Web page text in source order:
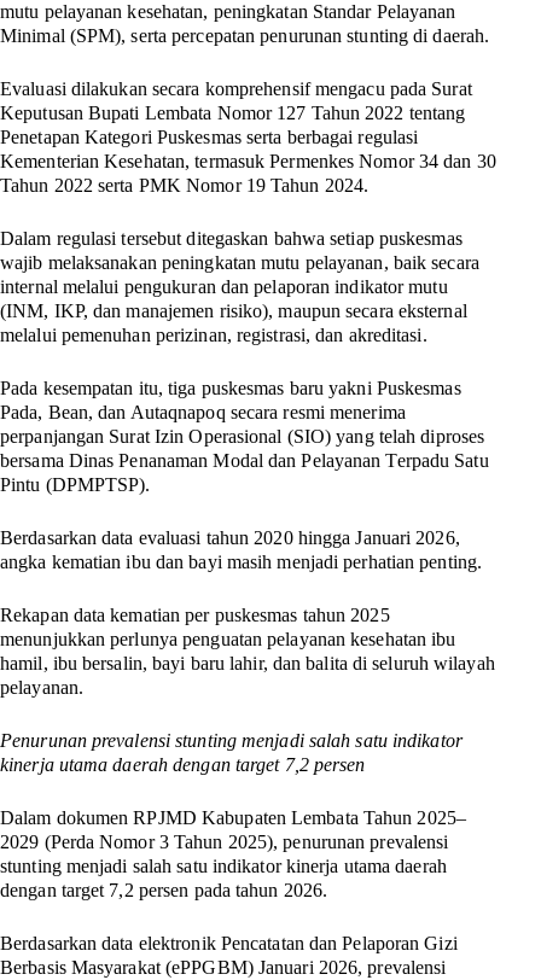
mutu pelayanan kesehatan, peningkatan Standar Pelayanan
Minimal (SPM), serta percepatan penurunan stunting di daerah.
Evaluasi dilakukan secara komprehensif mengacu pada Surat
Keputusan Bupati Lembata Nomor 127 Tahun 2022 tentang
Penetapan Kategori Puskesmas serta berbagai regulasi
Kementerian Kesehatan, termasuk Permenkes Nomor 34 dan 30
Tahun 2022 serta PMK Nomor 19 Tahun 2024.
Dalam regulasi tersebut ditegaskan bahwa setiap puskesmas
wajib melaksanakan peningkatan mutu pelayanan, baik secara
internal melalui pengukuran dan pelaporan indikator mutu
(INM, IKP, dan manajemen risiko), maupun secara eksternal
melalui pemenuhan perizinan, registrasi, dan akreditasi.
Pada kesempatan itu, tiga puskesmas baru yakni Puskesmas
Pada, Bean, dan Autaqnapoq secara resmi menerima
perpanjangan Surat Izin Operasional (SIO) yang telah diproses
bersama Dinas Penanaman Modal dan Pelayanan Terpadu Satu
Pintu (DPMPTSP).
Berdasarkan data evaluasi tahun 2020 hingga Januari 2026,
angka kematian ibu dan bayi masih menjadi perhatian penting.
Rekapan data kematian per puskesmas tahun 2025
menunjukkan perlunya penguatan pelayanan kesehatan ibu
hamil, ibu bersalin, bayi baru lahir, dan balita di seluruh wilayah
pelayanan.
Penurunan prevalensi stunting menjadi salah satu indikator
kinerja utama daerah dengan target 7,2 persen
Dalam dokumen RPJMD Kabupaten Lembata Tahun 2025–
2029 (Perda Nomor 3 Tahun 2025), penurunan prevalensi
stunting menjadi salah satu indikator kinerja utama daerah
dengan target 7,2 persen pada tahun 2026.
Berdasarkan data elektronik Pencatatan dan Pelaporan Gizi
Berbasis Masyarakat (ePPGBM) Januari 2026, prevalensi